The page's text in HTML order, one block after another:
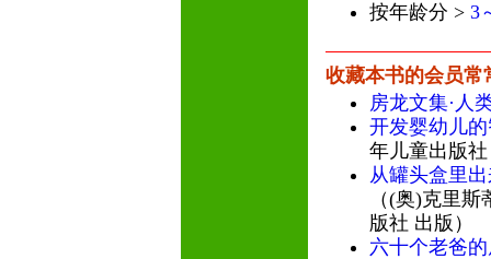
按年龄分 > 3
收藏本书的会员常
房龙文集·人
开发婴幼儿
年儿童出版
从罐头盒里
（(奥)克里
版社 出版）
六十个老爸